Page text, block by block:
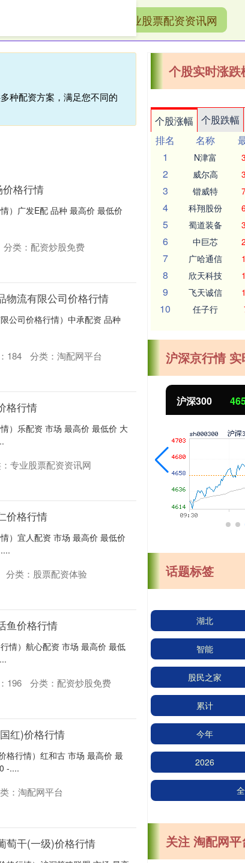
专业股票配资资讯网
种配资方案，满足您不同的
格行情
）广发E配 品种 最高价 最低价
分类： 配资炒股免费
物流有限公司价格行情
公司价格行情）中承配资 品种
184 分类： 淘配网平台
格行情
）乐配资 市场 最高价 最低价 大
专业股票配资资讯网
价格行情
）宜人配资 市场 最高价 最低价
分类： 股票配资体验
鱼价格行情
情）航心配资 市场 最高价 最低
196 分类： 配资炒股免费
红)价格行情
格行情）红和古 市场 最高价 最
-....
： 淘配网平台
萄干(一级)价格行情
个股实时涨跌
个股涨幅 个股跌幅
排名
名称
1
N津富
2 威尔高
3 锴威特
4 科翔股份
5 蜀道装备
6 中巨芯
7 广哈通信
8 欣天科技
9 飞天诚信
10 任子行
沪深京行情
4651.31 北证50
话题标签
湖北
智能
股民之家
累计
今年
2026
关注 淘配网平